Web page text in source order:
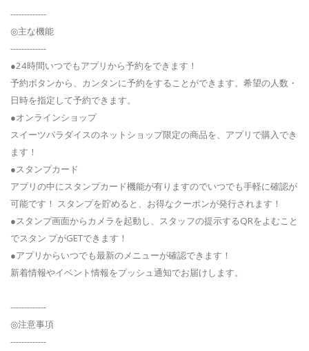
-------------
◎主な機能
-------------
●24時間いつでもアプリから予約をできます！
予約ボタンから、カンタンに予約をすることができます。希望の人数・
日時を指定して予約できます。
●オンラインショップ
スイーツパラダイスのネットショップ限定の商品を、アプリで購入でき
ます！
●スタンプカード
アプリの中にスタンプカード機能が有りますのでいつでも手軽に確認が
可能です！ スタンプを貯めると、お得なクーポンが発行されます！
●スタンプ画面からカメラを起動し、スタッフの提示するQRをよむこと
でスタン プがGETできます！
●アプリからいつでも最新のメニューが確認できます！
新着情報やイベント情報をプッシュ通知でお届けします。
-------------
◎注意事項
-------------